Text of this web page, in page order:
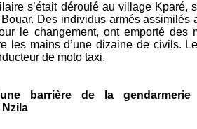
s’était déroulé au village Kparé,
Des individus armés assimilés
le changement, ont emporté des
les mains d’une dizaine de civils.
de moto taxi.
barrière de la